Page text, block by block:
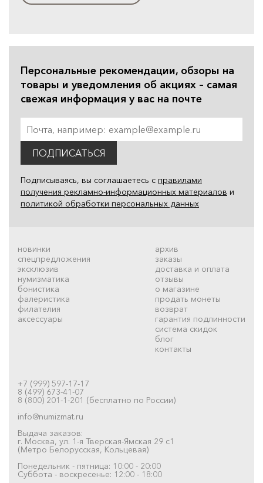
Персональные рекомендации, обзоры на
товары и уведомления об акциях – самая
свежая информация у вас на почте
ПОДПИСАТЬСЯ
Подписываясь, вы соглашаетесь с правилами
получения рекламно-информационных материалов и
политикой обработки персональных данных
новинки
спецпредложения
эксклюзив
нумизматика
бонистика
фалеристика
филателия
аксессуары
архив
заказы
доставка и оплата
отзывы
о магазине
продать монеты
возврат
гарантия подлинности
система скидок
блог
контакты
+7 (999) 597-17-17
8 (499) 673-41-07
8 (800) 201-1-201 (бесплатно по России)
info@numizmat.ru
Выдача заказов:
г. Москва, ул. 1-я Тверская-Ямская 29 с1
(Метро Белорусская, Кольцевая)
Понедельник - пятница: 10:00 - 20:00
Суббота - воскресенье: 12:00 - 18:00